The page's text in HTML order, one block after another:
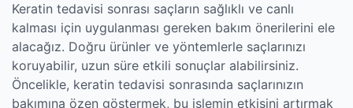
Keratin tedavisi sonrası saçların sağlıklı ve canlı
kalması için uygulanması gereken bakım önerilerini ele
alacağız. Doğru ürünler ve yöntemlerle saçlarınızı
koruyabilir, uzun süre etkili sonuçlar alabilirsiniz.
Öncelikle, keratin tedavisi sonrasında saçlarınızın
bakımına özen göstermek, bu işlemin etkisini artırmak